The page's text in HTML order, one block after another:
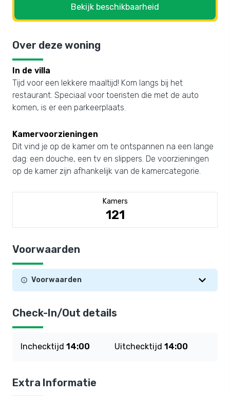
Bekijk beschikbaarheid
Over deze woning
In de villa
Tijd voor een lekkere maaltijd! Kom langs bij het
restaurant. Speciaal voor toeristen die met de auto
komen, is er een parkeerplaats.
Kamervoorzieningen
Dit vind je op de kamer om te ontspannen na een lange
dag: een douche, een tv en slippers. De voorzieningen
op de kamer zijn afhankelijk van de kamercategorie.
Kamers
121
Voorwaarden
Voorwaarden
Check-In/Out details
Inchecktijd 14:00 Uitchecktijd 14:00
Extra Informatie